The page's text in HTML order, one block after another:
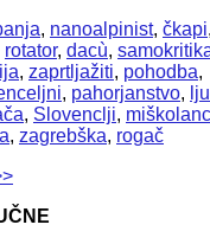
, nanoalpinist, čkapi,
rotator, dacù,
, zaprtljažiti, pohodba,
, pahorjanstvo,
, Slovenclji,
, zagrebška, rogač